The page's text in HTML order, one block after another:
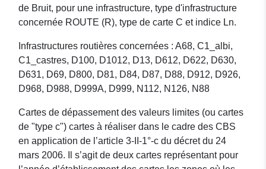
de Bruit, pour une infrastructure, type d'infrastructure
concernée ROUTE (R), type de carte C et indice Ln.
Infrastructures routières concernées : A68, C1_albi,
C1_castres, D100, D1012, D13, D612, D622, D630,
D631, D69, D800, D81, D84, D87, D88, D912, D926,
D968, D988, D999A, D999, N112, N126, N88
Cartes de dépassement des valeurs limites (ou cartes
de "type c") cartes à réaliser dans le cadre des CBS
en application de l’article 3-II-1°-c du décret du 24
mars 2006. Il s’agit de deux cartes représentant pour